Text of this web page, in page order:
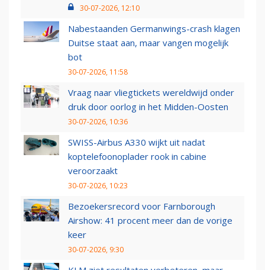
30-07-2026, 12:10
Nabestaanden Germanwings-crash klagen
Duitse staat aan, maar vangen mogelijk
bot
30-07-2026, 11:58
Vraag naar vliegtickets wereldwijd onder
druk door oorlog in het Midden-Oosten
30-07-2026, 10:36
SWISS-Airbus A330 wijkt uit nadat
koptelefoonoplader rook in cabine
veroorzaakt
30-07-2026, 10:23
Bezoekersrecord voor Farnborough
Airshow: 41 procent meer dan de vorige
keer
30-07-2026, 9:30